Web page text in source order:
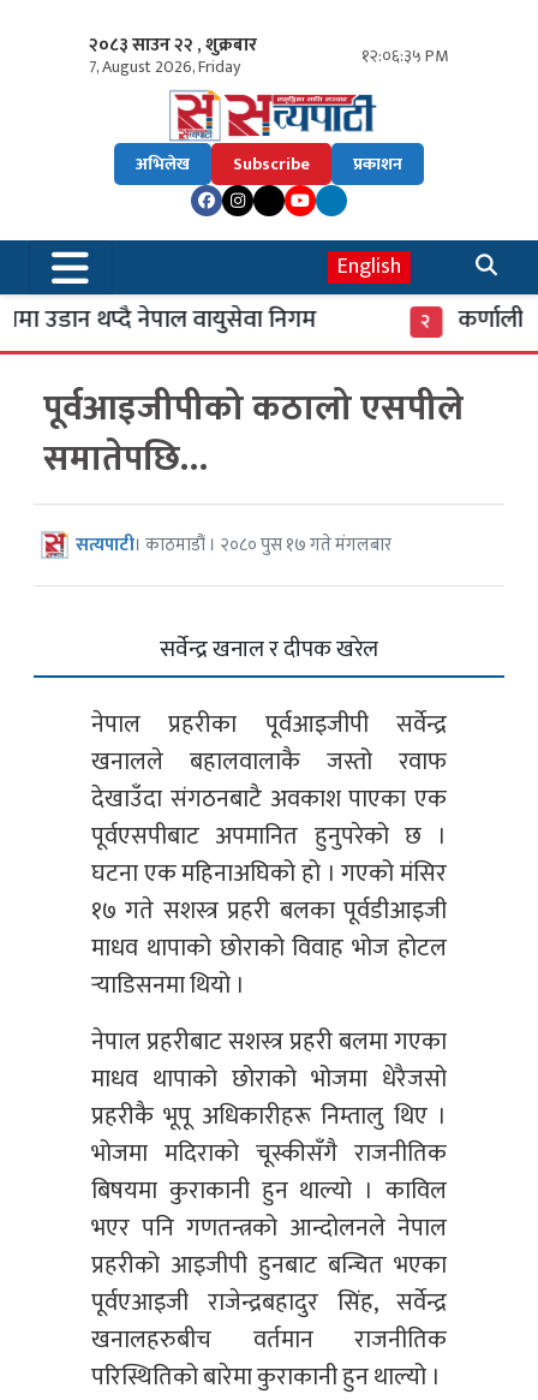
२०८३ साउन २२ , शुक्रबार
7, August 2026, Friday १२:०६:३६ PM
अभिलेख Subscribe प्रकाशन
English
उडान थप्दै नेपाल वायुसेवा निगम कर्णाली
पूर्वआइजीपीको कठालो एसपीले
समातेपछि…
सत्यपाटी। काठमाडौं । २०८० पुस १७ गते मंगलबार
सर्वेन्द्र खनाल र दीपक खरेल
नेपाल प्रहरीका पूर्वआइजीपी सर्वेन्द्र
खनालले बहालवालाकै जस्तो रवाफ
देखाउँदा संगठनबाटै अवकाश पाएका एक
पूर्वएसपीबाट अपमानित हुनुपरेको छ ।
घटना एक महिनाअघिको हो । गएको मंसिर
१७ गते सशस्त्र प्रहरी बलका पूर्वडीआइजी
माधव थापाको छोराको विवाह भोज होटल
र्‍याडिसनमा थियो ।
नेपाल प्रहरीबाट सशस्त्र प्रहरी बलमा गएका
माधव थापाको छोराको भोजमा धेरैजसो
प्रहरीकै भूपू अधिकारीहरू निम्तालु थिए ।
भोजमा मदिराको चूस्कीसँगै राजनीतिक
बिषयमा कुराकानी हुन थाल्यो । काविल
भएर पनि गणतन्त्रको आन्दोलनले नेपाल
प्रहरीको आइजीपी हुनबाट बन्चित भएका
पूर्वएआइजी राजेन्द्रबहादुर सिंह, सर्वेन्द्र
खनालहरुबीच वर्तमान राजनीतिक
परिस्थितिको बारेमा कुराकानी हुन थाल्यो ।